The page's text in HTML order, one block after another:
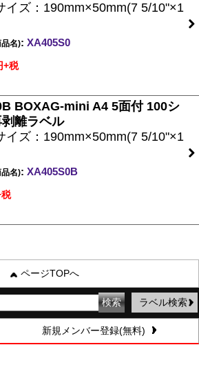
イズ：190mm×50mm(7 5/10"×1
名): XA405S0
+税
BOXAG-mini A4 5面付 100シ
離ラベル
イズ：190mm×50mm(7 5/10"×1
名): XA405S0B
税
ページTOPへ
ラベル検索
新規メンバー登録(無料)